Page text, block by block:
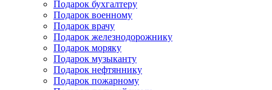
Подарок бухгалтеру
Подарок военному
Подарок врачу
Подарок железнодорожнику
Подарок моряку
Подарок музыканту
Подарок нефтяннику
Подарок пожарному